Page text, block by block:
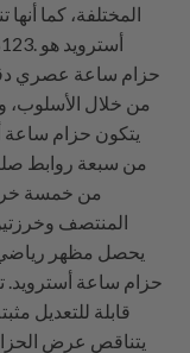
المختلفة، كما
حزام ساعة عصري
من خلال الأسلوب،
يتكون حزام ساعة
من سبعة روابط
من خمسة
المنتصف
يحصل مظهر رياضي
حزام ساعة أسترويد.
قابلة للتعديل